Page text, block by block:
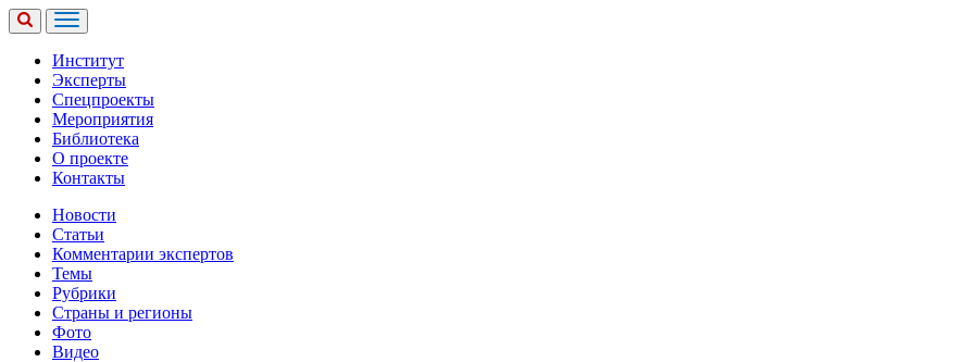
Институт
Эксперты
Спецпроекты
Мероприятия
Библиотека
О проекте
Контакты
Новости
Статьи
Комментарии экспертов
Темы
Рубрики
Страны и регионы
Фото
Видео